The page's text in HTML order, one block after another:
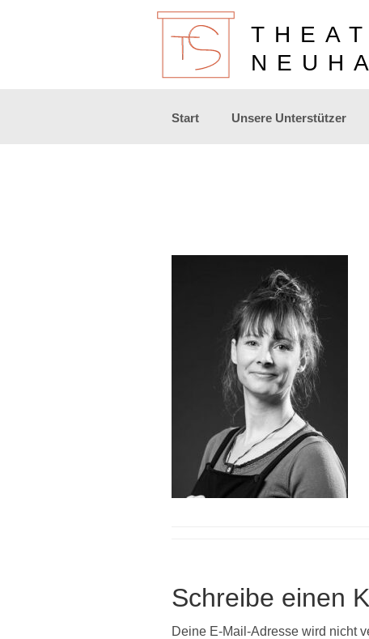
Zum
Start Unsere Unterstützer
Schreibe einen
Deine E-Mail-Adresse wird nicht